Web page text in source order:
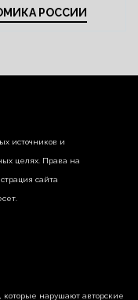
РОССИИ
источников и
целях. Права на
сайта
нарушают авторские